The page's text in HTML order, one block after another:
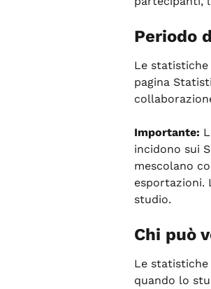
Periodo
Le
pagina
Importante:
incidono sui
mescolano
esportazioni.
studio.
Chi può
Le
quando lo